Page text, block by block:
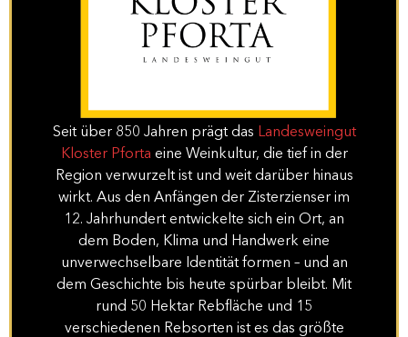
Seit über 850 Jahren prägt das Landesweingut
Kloster Pforta eine Weinkultur, die tief in der
Region verwurzelt ist und weit darüber hinaus
wirkt. Aus den Anfängen der Zisterzienser im
12. Jahrhundert entwickelte sich ein Ort, an
dem Boden, Klima und Handwerk eine
unverwechselbare Identität formen – und an
dem Geschichte bis heute spürbar bleibt. Mit
rund 50 Hektar Rebfläche und 15
verschiedenen Rebsorten ist es das größte